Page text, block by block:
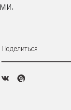
Поделиться